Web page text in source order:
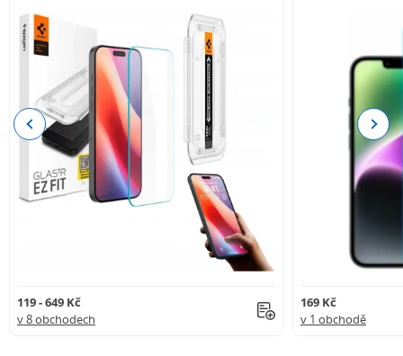
119 - 649 Kč
v 8 obchodech
169 Kč
v 1 obchodě
Previous Next